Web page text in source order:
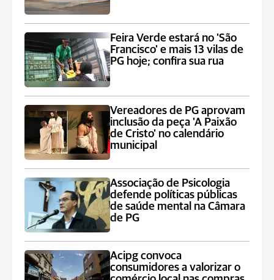
Feira Verde estará no 'São
Francisco' e mais 13 vilas de
PG hoje; confira sua rua
Vereadores de PG aprovam
inclusão da peça 'A Paixão
de Cristo' no calendário
municipal
Associação de Psicologia
defende políticas públicas
de saúde mental na Câmara
de PG
Acipg convoca
consumidores a valorizar o